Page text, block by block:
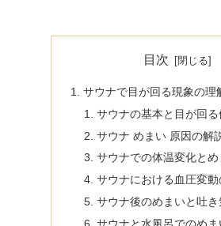
目次
サウナで目が回る現象の理
サウナの基本と目が回る
サウナ めまい 原因の解
サウナでの体温変化とめ
サウナにおける血圧変
サウナ後のめまいと吐き